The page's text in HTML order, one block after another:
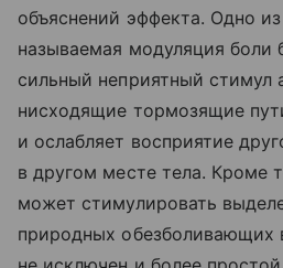
объяснений эффекта. Одно
называемая модуляция боли
сильный неприятный стимул
нисходящие тормозящие
и ослабляет восприятие
в другом месте тела. Кроме
может стимулировать
природных обезболивающих